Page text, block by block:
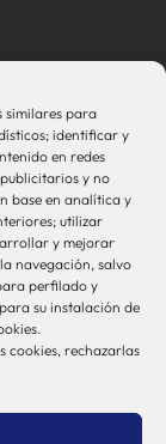
similares para
identificar y
en redes
y no
base en analítica y
utilizar
y mejorar
navegación, salvo
perfilado y
su instalación de
cookies, rechazarlas